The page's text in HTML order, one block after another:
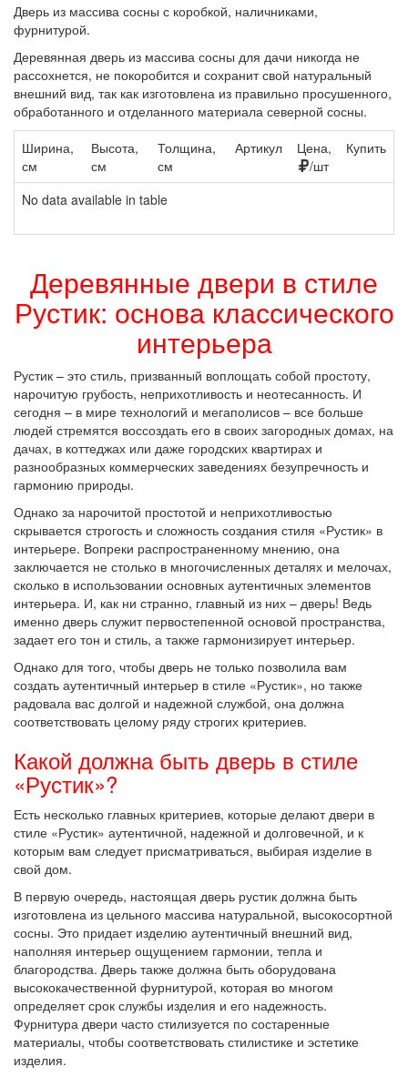
Дверь из массива сосны с коробкой, наличниками,
фурнитурой.
Деревянная дверь из массива сосны для дачи никогда не
рассохнется, не покоробится и сохранит свой натуральный
внешний вид, так как изготовлена из правильно просушенного,
обработанного и отделанного материала северной сосны.
Ширина,
см
Высота,
см
Толщина,
см
Артикул
Цена,
/шт
Купить
No data available in table
Деревянные двери в стиле
Рустик: основа классического
интерьера
Рустик – это стиль, призванный воплощать собой простоту,
нарочитую грубость, неприхотливость и неотесанность. И
сегодня – в мире технологий и мегаполисов – все больше
людей стремятся воссоздать его в своих загородных домах, на
дачах, в коттеджах или даже городских квартирах и
разнообразных коммерческих заведениях безупречность и
гармонию природы.
Однако за нарочитой простотой и неприхотливостью
скрывается строгость и сложность создания стиля «Рустик» в
интерьере. Вопреки распространенному мнению, она
заключается не столько в многочисленных деталях и мелочах,
сколько в использовании основных аутентичных элементов
интерьера. И, как ни странно, главный из них – дверь! Ведь
именно дверь служит первостепенной основой пространства,
задает его тон и стиль, а также гармонизирует интерьер.
Однако для того, чтобы дверь не только позволила вам
создать аутентичный интерьер в стиле «Рустик», но также
радовала вас долгой и надежной службой, она должна
соответствовать целому ряду строгих критериев.
Какой должна быть дверь в стиле
«Рустик»?
Есть несколько главных критериев, которые делают двери в
стиле «Рустик» аутентичной, надежной и долговечной, и к
которым вам следует присматриваться, выбирая изделие в
свой дом.
В первую очередь, настоящая дверь рустик должна быть
изготовлена из цельного массива натуральной, высокосортной
сосны. Это придает изделию аутентичный внешний вид,
наполняя интерьер ощущением гармонии, тепла и
благородства. Дверь также должна быть оборудована
высококачественной фурнитурой, которая во многом
определяет срок службы изделия и его надежность.
Фурнитура двери часто стилизуется по состаренные
материалы, чтобы соответствовать стилистике и эстетике
изделия.